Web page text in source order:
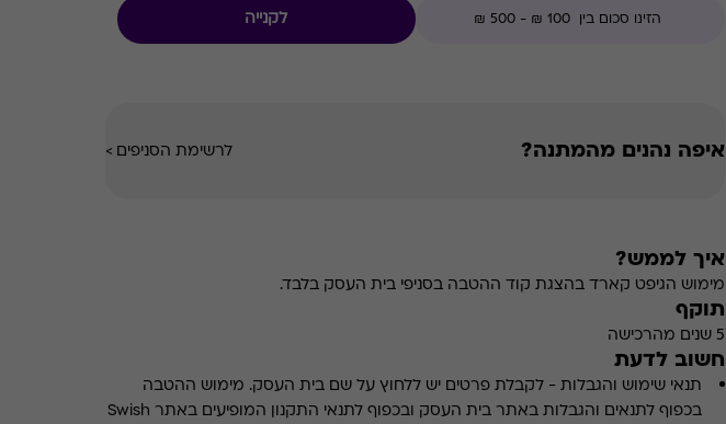
לקנייה
איפה נהנים מהמתנה? לרשימת הסניפים >
איך לממש?
מימוש הגיפט קארד בהצגת קוד ההטבה בסניפי בית העסק בלבד.
תוקף
5 שנים מהרכישה
חשוב לדעת
תנאי שימוש והגבלות -לקבלת פרטים יש ללחוץ על שם בית העסק. מימוש ההטבה
בכפוף לתנאים והגבלות באתר בית העסק ובכפוף לתנאי התקנון המופיעים באתר Swish